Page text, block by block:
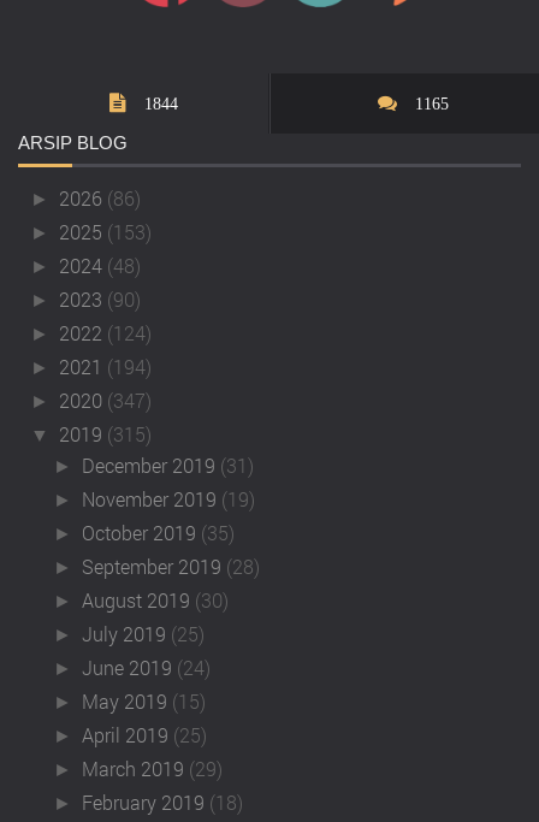
1844 1165
ARSIP BLOG
► 2026 (86)
► 2025 (153)
► 2024 (48)
► 2023 (90)
► 2022 (124)
► 2021 (194)
► 2020 (347)
▼ 2019 (315)
► December 2019 (31)
► November 2019 (19)
► October 2019 (35)
► September 2019 (28)
►August 2019 (30)
►July 2019 (25)
►June 2019 (24)
► May 2019 (15)
►April 2019 (25)
► March 2019 (29)
► February 2019 (18)